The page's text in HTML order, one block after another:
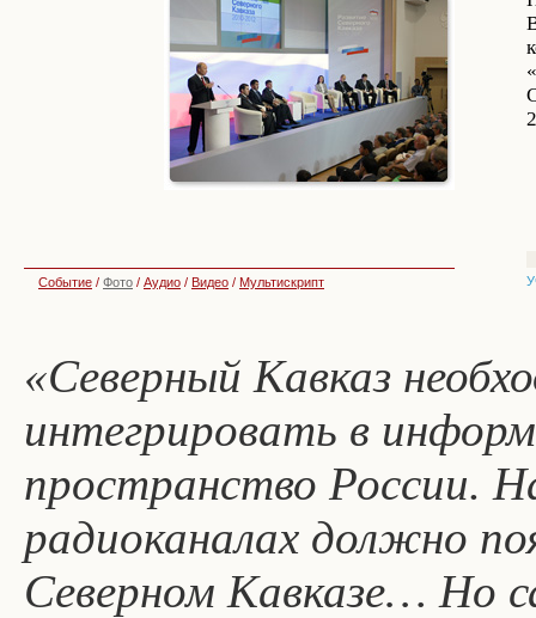
Событие / Фото / Аудио / Видео / Мультискрипт
«Северный Кавказ
интегрировать в
пространство России.
радиоканалах должно
Северном Кавказе… Но